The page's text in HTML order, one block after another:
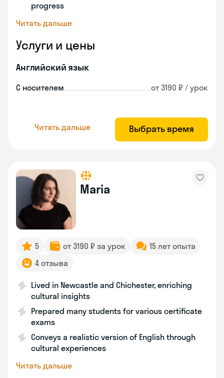
progress
Читать дальше
Услуги и цены
Английский язык
С носителем от 3190 ₽ / урок
Читать дальше Выбрать время
Maria
5 от 3190 ₽ за урок
15 лет опыта
4 отзыва
Lived in Newcastle and Chichester, enriching
cultural insights
Prepared many students for various certificate
exams
Conveys a realistic version of English through
cultural experiences
Читать дальше